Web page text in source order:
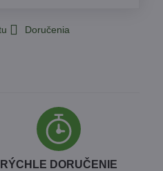
Doručenia
RÝCHLE DORUČENIE